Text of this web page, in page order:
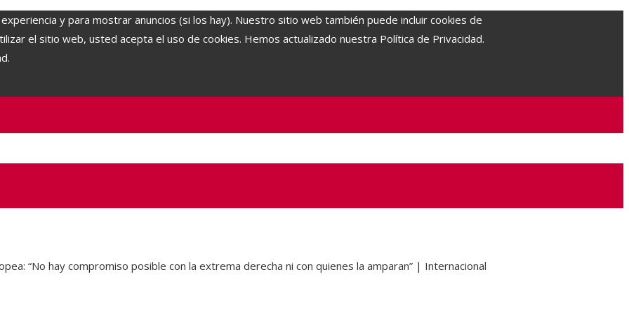
y para mostrar anuncios (si los hay). Nuestro sitio web también puede incluir cookies de
el sitio web, usted acepta el uso de cookies. Hemos actualizado nuestra Política de Privacidad.
“No hay compromiso posible con la extrema derecha ni con quienes la amparan” | Internacional